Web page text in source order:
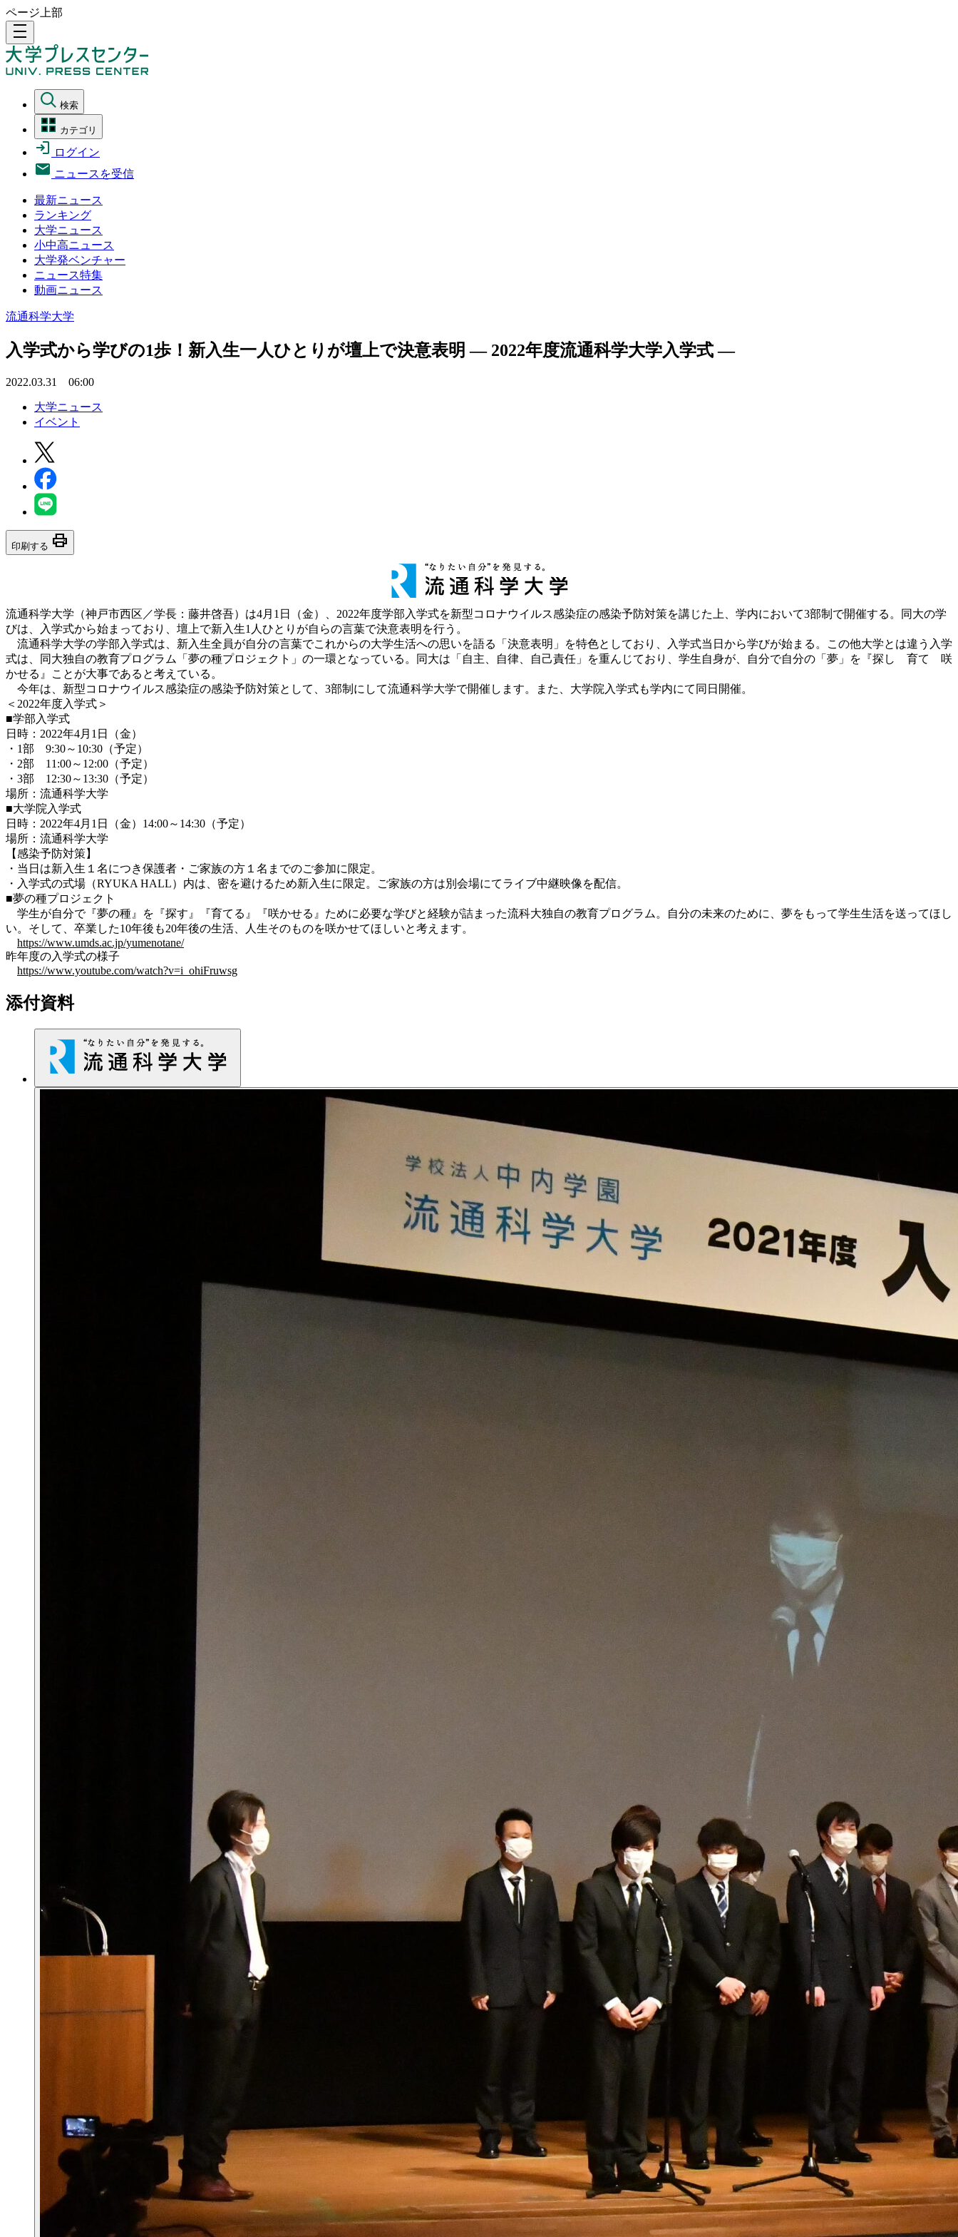
ページ上部
density_medium
検索
カテゴリ
ログイン
ニュースを受信
最新ニュース
ランキング
大学ニュース
小中高ニュース
大学発ベンチャー
ニュース特集
動画ニュース
流通科学大学
入学式から学びの1歩！新入生一人ひとりが壇上で決意表明 — 2022年度流通科学大学入学式 —
2022.03.31 06:00
大学ニュース
イベント
印刷する print
流通科学大学（神戸市西区／学長：藤井啓吾）は4月1日（金）、2022年度学部入学式を新型コロナウイルス感染症の感染予防対策を講じた上、学内において3部制で開催する。同大の学
びは、入学式から始まっており、壇上で新入生1人ひとりが自らの言葉で決意表明を行う。
流通科学大学の学部入学式は、新入生全員が自分の言葉でこれからの大学生活への思いを語る「決意表明」を特色としており、入学式当日から学びが始まる。この他大学とは違う入学
式は、同大独自の教育プログラム「夢の種プロジェクト」の一環となっている。同大は「自主、自律、自己責任」を重んじており、学生自身が、自分で自分の「夢」を『探し 育て 咲
かせる』ことが大事であると考えている。
今年は、新型コロナウイルス感染症の感染予防対策として、3部制にして流通科学大学で開催します。また、大学院入学式も学内にて同日開催。
＜2022年度入学式＞
■学部入学式
日時：2022年4月1日（金）
・1部 9:30～10:30（予定）
・2部 11:00～12:00（予定）
・3部 12:30～13:30（予定）
場所：流通科学大学
■大学院入学式
日時：2022年4月1日（金）14:00～14:30（予定）
場所：流通科学大学
【感染予防対策】
・当日は新入生１名につき保護者・ご家族の方１名までのご参加に限定。
・入学式の式場（RYUKA HALL）内は、密を避けるため新入生に限定。ご家族の方は別会場にてライブ中継映像を配信。
■夢の種プロジェクト
学生が自分で『夢の種』を『探す』『育てる』『咲かせる』ために必要な学びと経験が詰まった流科大独自の教育プログラム。自分の未来のために、夢をもって学生生活を送ってほし
い。そして、卒業した10年後も20年後の生活、人生そのものを咲かせてほしいと考えます。
https://www.umds.ac.jp/yumenotane/
昨年度の入学式の様子
https://www.youtube.com/watch?v=i_ohiFruwsg
添付資料